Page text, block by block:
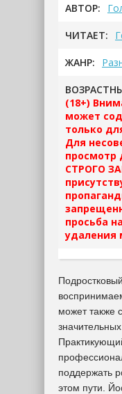
АВТОР:
ЧИТАЕТ:
ЖАНР:
(18+)
может
только
Для
просмотр
СТРОГО
просьба
удаления
может также
поддержать
этом пути.